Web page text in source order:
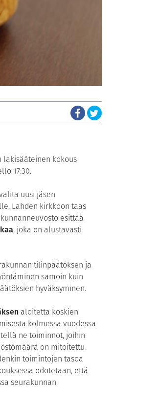
lakisääteinen kokous
17:30.
uusi jäsen
Lahden kirkkoon taas
esittää
, joka on alustavasti
tilinpäätöksen ja
samoin kuin
hyväksyminen.
aloitetta koskien
kolmessa vuodessa
ne toiminnot, joihin
on mitoitettu
toimintojen tasoa
odotetaan, että
seurakunnan